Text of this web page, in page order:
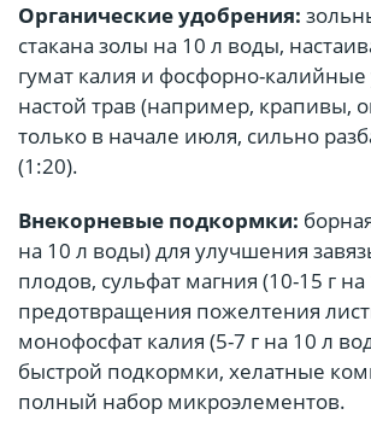
Органические удобрения:
стакана золы на 10 л воды,
гумат калия и фосфорно-
настой трав (например, крапивы,
только в начале июля, сильно
(1:20).
Внекорневые подкормки:
на 10 л воды) для улучшения
плодов, сульфат магния (10-15 г
предотвращения пожелтения
монофосфат калия (5-7 г на 10 л
быстрой подкормки, хелатные
полный набор микроэлементов.